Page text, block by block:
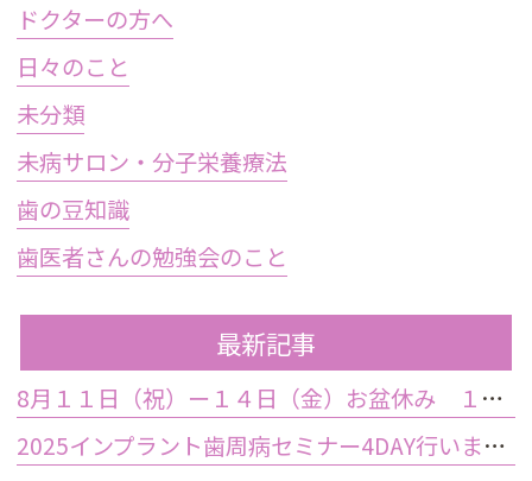
ドクターの方へ
日々のこと
未分類
未病サロン・分子栄養療法
歯の豆知識
歯医者さんの勉強会のこと
最新記事
8月１１日（祝）ー１４日（金）お盆休み １５日土曜日から診療しております
2025インプラント歯周病セミナー4DAY行いました